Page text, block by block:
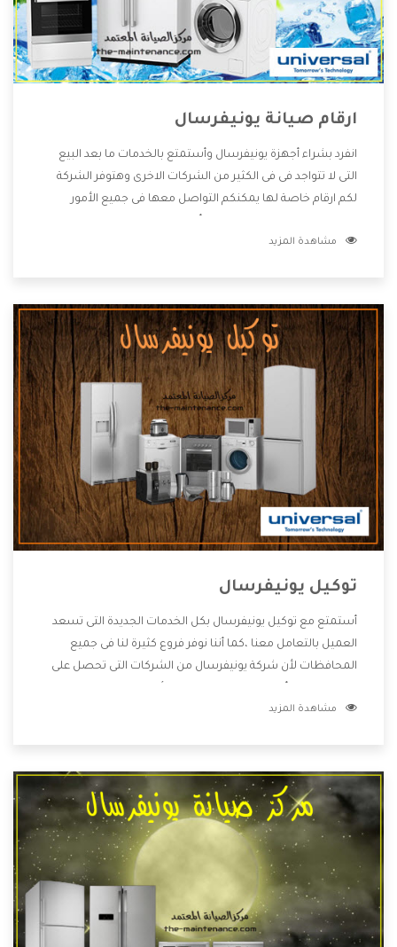
ارقام صيانة يونيفرسال
انفرد بشراء أجهزة يونيفرسال وأستمتع بالخدمات ما بعد البيع
التى لا تتواجد فى فى الكثير من الشركات الاخرى وهتوفر الشركة
لكم ارقام خاصة لها يمكنكم التواصل معها فى جميع الأمور
العملاء من خلال العروض والخصومات التى تتقدم لكم .
مشاهدة المزيد
توكيل يونيفرسال
أستمتع مع توكيل يونيفرسال بكل الخدمات الجديدة التى تسعد
العميل بالتعامل معنا ،كما أننا نوفر فروع كثيرة لنا فى جميع
المحافظات لأن شركة يونيفرسال من الشركات التى تحصل على
كما أنها تهتم بالخدمات التى تكون بعد البيع معنا هتحصل على
مشاهدة المزيد